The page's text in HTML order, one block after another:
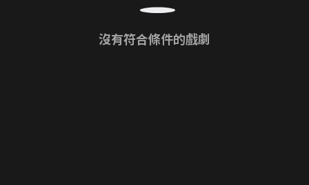
沒有符合條件的戲劇